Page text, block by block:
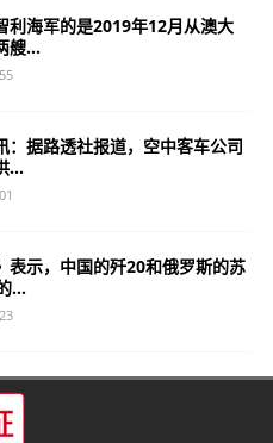
利海军的是2019年12月从澳大
艘...
：据路透社报道，空中客车公司
...
表示，中国的歼20和俄罗斯的苏
...